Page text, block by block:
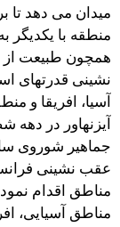
میدان می دهد تا
منطقه با یکدیگر
همچون طبیعت از
نشینی قدرتهای
آسیا، افریقا و
آیزنهاور در دهه
جماهیر شوروی
عقب نشینی
مناطق اقدام
مناطق آسیایی،